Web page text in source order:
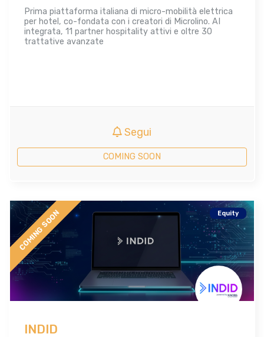
Prima piattaforma italiana di micro-mobilità elettrica
per hotel, co-fondata con i creatori di Microlino. AI
integrata, 11 partner hospitality attivi e oltre 30
trattative avanzate
Segui
COMING SOON
COMING SOON Equity
INDID